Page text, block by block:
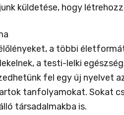
küldetése, hogy
a többi
a testi-lelki
fel egy új nyelvet
tanfolyamokat. Sokat
társadalmakba is.